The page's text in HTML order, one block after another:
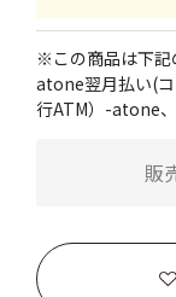
※この商品は下記
atone翌月払い(
行ATM）-atone
販